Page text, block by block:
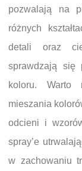
pozwalają na
różnych
detali oraz
sprawdzają się
koloru. Warto
mieszania
odcieni i
spray’e
w zachowaniu